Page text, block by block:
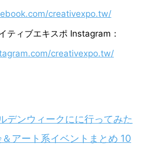
creativexpo.tw/
ティブエキスポ Instagram：
creativexpo.tw/
デンウィークにに行ってみた
アート系イベントまとめ 10